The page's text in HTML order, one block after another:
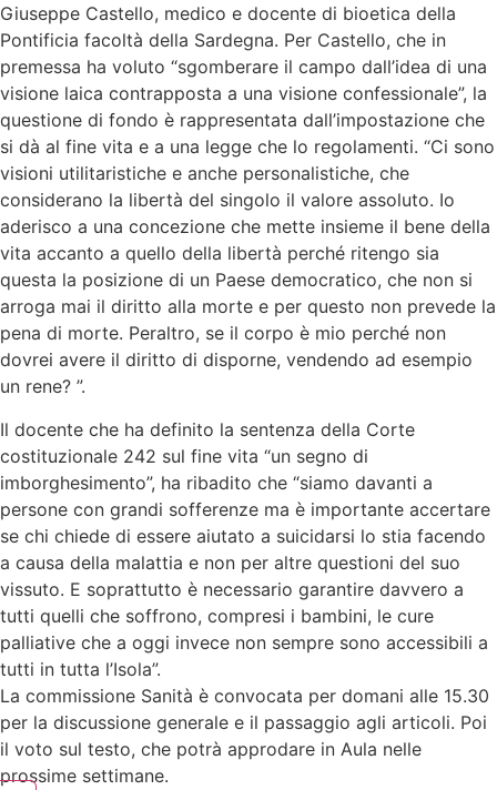
Giuseppe Castello, medico e docente di bioetica della
Pontificia facoltà della Sardegna. Per Castello, che in
premessa ha voluto “sgomberare il campo dall’idea di una
visione laica contrapposta a una visione confessionale”, la
questione di fondo è rappresentata dall’impostazione che
si dà al fine vita e a una legge che lo regolamenti. “Ci sono
visioni utilitaristiche e anche personalistiche, che
considerano la libertà del singolo il valore assoluto. Io
aderisco a una concezione che mette insieme il bene della
vita accanto a quello della libertà perché ritengo sia
questa la posizione di un Paese democratico, che non si
arroga mai il diritto alla morte e per questo non prevede la
pena di morte. Peraltro, se il corpo è mio perché non
dovrei avere il diritto di disporne, vendendo ad esempio
un rene? ”.
Il docente che ha definito la sentenza della Corte
costituzionale 242 sul fine vita “un segno di
imborghesimento”, ha ribadito che “siamo davanti a
persone con grandi sofferenze ma è importante accertare
se chi chiede di essere aiutato a suicidarsi lo stia facendo
a causa della malattia e non per altre questioni del suo
vissuto. E soprattutto è necessario garantire davvero a
tutti quelli che soffrono, compresi i bambini, le cure
palliative che a oggi invece non sempre sono accessibili a
tutti in tutta l’Isola”.
La commissione Sanità è convocata per domani alle 15.30
per la discussione generale e il passaggio agli articoli. Poi
il voto sul testo, che potrà approdare in Aula nelle
prossime settimane.